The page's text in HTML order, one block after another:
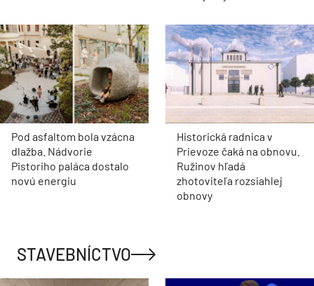
Pod asfaltom bola vzácna
dlažba. Nádvorie
Pistoriho paláca dostalo
novú energiu
Historická radnica v
Prievoze čaká na obnovu.
Ružinov hľadá
zhotoviteľa rozsiahlej
obnovy
STAVEBNÍCTVO